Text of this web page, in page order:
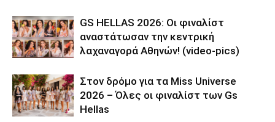
GS HELLAS 2026: Οι φιναλίστ
αναστάτωσαν την κεντρική
λαχαναγορά Αθηνών! (video-pics)
Στον δρόμο για τα Miss Universe
2026 – Όλες οι φιναλίστ των Gs
Hellas